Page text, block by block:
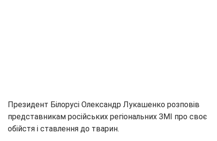
Президент Білорусі Олександр Лукашенко розповів
представникам російських регіональних ЗМІ про своє
обійстя і ставлення до тварин.